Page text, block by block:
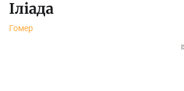
Іліада
Гомер